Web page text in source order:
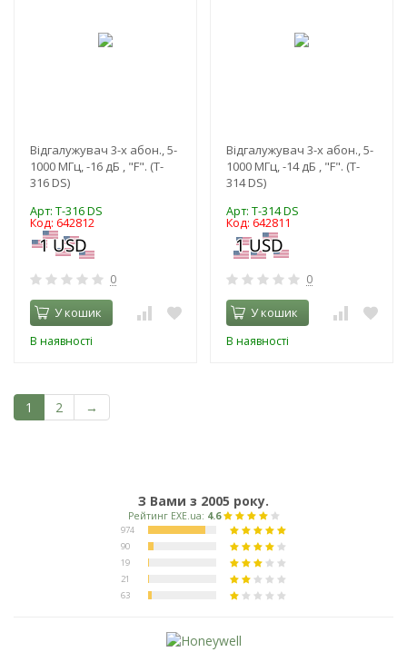
Відгалужувач 3-х абон., 5-
1000 МГц, -16 дБ , "F". (T-
316 DS)
Арт: T-316 DS
Код: 642812
0
У кошик
В наявності
Відгалужувач 3-х абон., 5-
1000 МГц, -14 дБ , "F". (T-
314 DS)
Арт: T-314 DS
Код: 642811
0
У кошик
В наявності
1 2 →
З Вами з 2005 року.